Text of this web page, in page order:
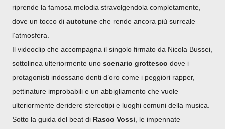
riprende la famosa melodia stravolgendola completamente,
dove un tocco di autotune che rende ancora più surreale
l’atmosfera.
Il videoclip che accompagna il singolo firmato da Nicola Bussei,
sottolinea ulteriormente uno scenario grottesco dove i
protagonisti indossano denti d’oro come i peggiori rapper,
pettinature improbabili e un abbigliamento che vuole
ulteriormente deridere stereotipi e luoghi comuni della musica.
Sotto la guida del beat di Rasco Vossi , le impennate